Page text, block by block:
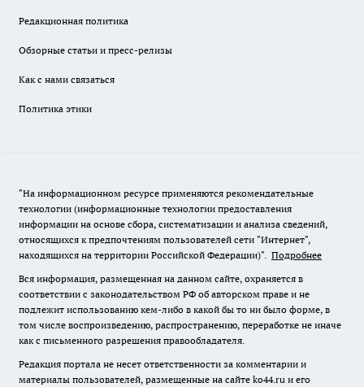
Редакционная политика
Обзорные статьи и пресс-релизы
Как с нами связаться
Политика этики
"На информационном ресурсе применяются рекомендательные
технологии (информационные технологии предоставления
информации на основе сбора, систематизации и анализа сведений,
относящихся к предпочтениям пользователей сети "Интернет",
находящихся на территории Российской Федерации)". Подробнее
Вся информация, размещенная на данном сайте, охраняется в
соответствии с законодательством РФ об авторском праве и не
подлежит использованию кем-либо в какой бы то ни было форме, в
том числе воспроизведению, распространению, переработке не иначе
как с письменного разрешения правообладателя.
Редакция портала не несет ответственности за комментарии и
материалы пользователей, размещенные на сайте ko44.ru и его